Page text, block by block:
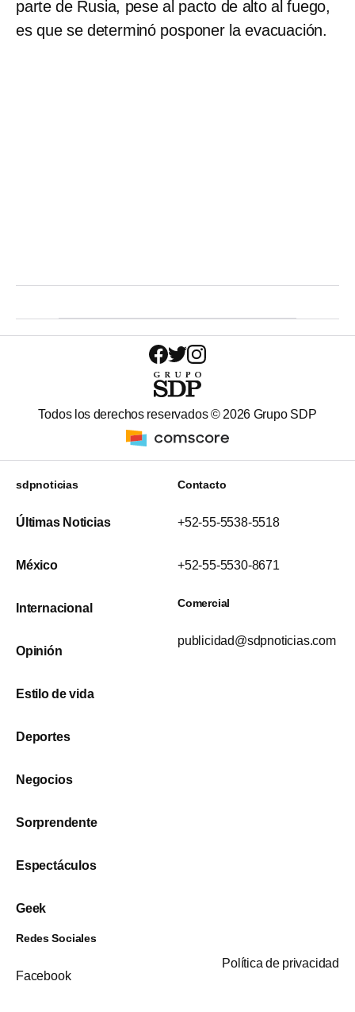
parte de Rusia, pese al pacto de alto al fuego,
es que se determinó posponer la evacuación.
Todos los derechos reservados © 2026 Grupo SDP
sdpnoticias
Últimas Noticias
México
Internacional
Opinión
Estilo de vida
Deportes
Negocios
Sorprendente
Espectáculos
Geek
Contacto
+52-55-5538-5518
+52-55-5530-8671
Comercial
publicidad@sdpnoticias.com
Redes Sociales
Facebook
Política de privacidad